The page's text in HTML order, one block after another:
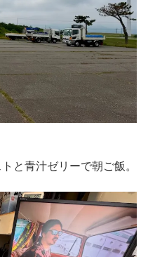
と青汁ゼリーで朝ご飯。